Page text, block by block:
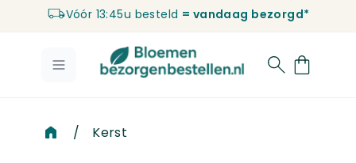
Vóór 13:45u besteld = vandaag bezorgd*
/ Kerst